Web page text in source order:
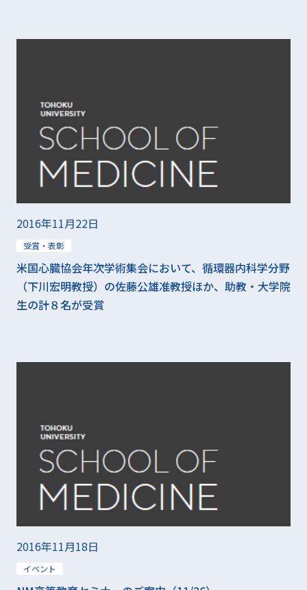
2016年11月22日
受賞・表彰
米国心臓協会年次学術集会において、循環器内科学分野
（下川宏明教授）の佐藤公雄准教授ほか、助教・大学院
生の計８名が受賞
2016年11月18日
イベント